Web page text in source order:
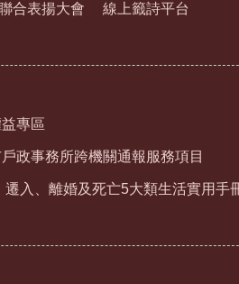
合表揚大會 線上籤詩平台
專區
政事務所跨機關通報服務項目
遷入、離婚及死亡5大類生活實用手